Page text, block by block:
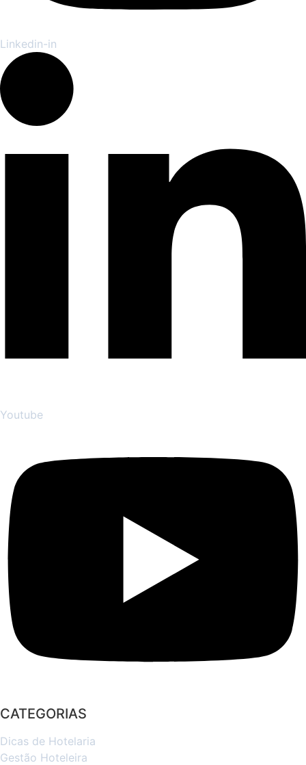
Linkedin-in
Youtube
CATEGORIAS
Dicas de Hotelaria
Gestão Hoteleira